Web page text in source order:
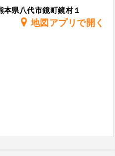
本県八代市鏡町鏡村１
地図アプリで開く